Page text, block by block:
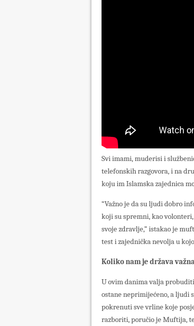
Svi imami, muderisi i
telefonskih razgovora, i na
koju im Islamska zajednica
“Važno je da su ljudi dobro
koji su spremni, kao
svoje zdravlje,” istakao je
test i zajednička nevolja u
Koliko nam je država
U ovim danima valja
ostane neprimijećeno, a ljudi
pokrenuti sve vrline koje
razboriti, poručio je Muftija,